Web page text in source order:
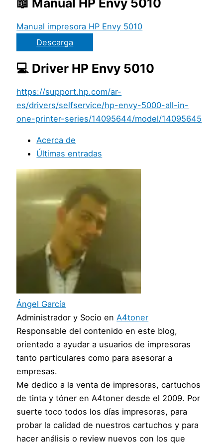
Manual impresora HP Envy 5010
Descarga
💻 Driver HP Envy 5010
https://support.hp.com/ar-
es/drivers/selfservice/hp-envy-5000-all-in-
one-printer-series/14095644/model/14095645
Acerca de
Últimas entradas
Ángel García
Administrador y Socio en A4toner
Responsable del contenido en este blog,
orientado a ayudar a usuarios de impresoras
tanto particulares como para asesorar a
empresas.
Me dedico a la venta de impresoras, cartuchos
de tinta y tóner en A4toner desde el 2009. Por
suerte toco todos los días impresoras, para
probar la calidad de nuestros cartuchos y para
hacer análisis o review nuevos con los que